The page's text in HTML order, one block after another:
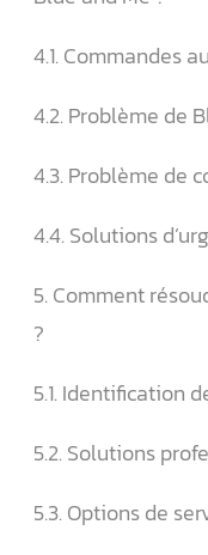
4.1. Commandes
4.2. Problème de
4.3. Problème de
4.4. Solutions
5. Comment
?
5.1. Identification
5.2. Solutions
5.3. Options de